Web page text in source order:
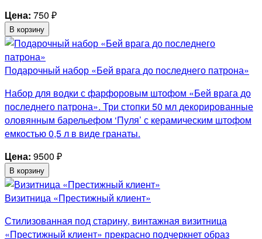
Цена: 750 ₽
В корзину
Подарочный набор «Бей врага до последнего патрона»
Набор для водки с фарфоровым штофом «Бей врага до
последнего патрона». Три стопки 50 мл декорированные
оловянным барельефом ‘Пуля’ с керамическим штофом
емкостью 0,5 л в виде гранаты.
Цена: 9500 ₽
В корзину
Визитница «Престижный клиент»
Стилизованная под старину, винтажная визитница
«Престижный клиент» прекрасно подчеркнет образ